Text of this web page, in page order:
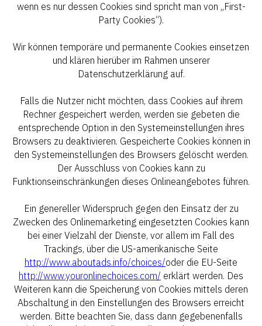
wenn es nur dessen Cookies sind spricht man von „First-
Party Cookies“).
Wir können temporäre und permanente Cookies einsetzen
und klären hierüber im Rahmen unserer
Datenschutzerklärung auf.
Falls die Nutzer nicht möchten, dass Cookies auf ihrem
Rechner gespeichert werden, werden sie gebeten die
entsprechende Option in den Systemeinstellungen ihres
Browsers zu deaktivieren. Gespeicherte Cookies können in
den Systemeinstellungen des Browsers gelöscht werden.
Der Ausschluss von Cookies kann zu
Funktionseinschränkungen dieses Onlineangebotes führen.
Ein genereller Widerspruch gegen den Einsatz der zu
Zwecken des Onlinemarketing eingesetzten Cookies kann
bei einer Vielzahl der Dienste, vor allem im Fall des
Trackings, über die US-amerikanische Seite
http://www.aboutads.info/choices/oder die EU-Seite
http://www.youronlinechoices.com/ erklärt werden. Des
Weiteren kann die Speicherung von Cookies mittels deren
Abschaltung in den Einstellungen des Browsers erreicht
werden. Bitte beachten Sie, dass dann gegebenenfalls